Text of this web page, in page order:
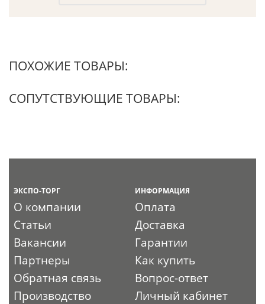
ПОХОЖИЕ ТОВАРЫ:
СОПУТСТВУЮЩИЕ ТОВАРЫ:
ЭКСПО-ТОРГ
О компании
Статьи
Вакансии
Партнеры
Обратная связь
Производство
ИНФОРМАЦИЯ
Оплата
Доставка
Гарантии
Как купить
Вопрос-ответ
Личный кабинет